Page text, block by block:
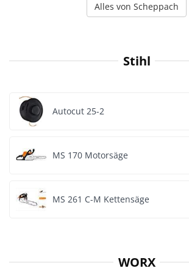
Alles von Scheppach
Stihl
Autocut 25-2
MS 170 Motorsäge
MS 261 C-M Kettensäge
WORX